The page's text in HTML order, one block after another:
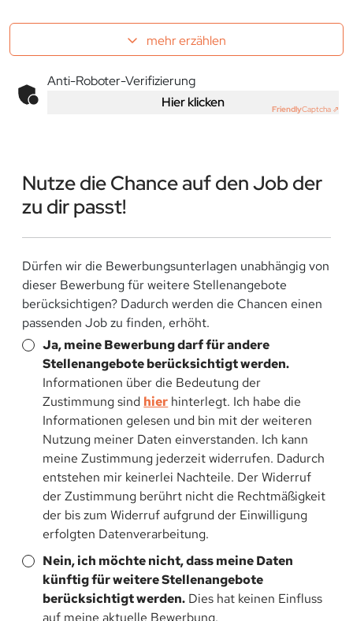
mehr erzählen
Anti-Roboter-Verifizierung
Hier klicken
FriendlyCaptcha ⇗
Nutze die Chance auf den Job der
zu dir passt!
Dürfen wir die Bewerbungsunterlagen unabhängig von
dieser Bewerbung für weitere Stellenangebote
berücksichtigen? Dadurch werden die Chancen einen
passenden Job zu finden, erhöht.
Ja, meine Bewerbung darf für andere
Stellenangebote berücksichtigt werden.
Informationen über die Bedeutung der
Zustimmung sind hier hinterlegt. Ich habe die
Informationen gelesen und bin mit der weiteren
Nutzung meiner Daten einverstanden. Ich kann
meine Zustimmung jederzeit widerrufen. Dadurch
entstehen mir keinerlei Nachteile. Der Widerruf
der Zustimmung berührt nicht die Rechtmäßigkeit
der bis zum Widerruf aufgrund der Einwilligung
erfolgten Datenverarbeitung.
Nein, ich möchte nicht, dass meine Daten
künftig für weitere Stellenangebote
berücksichtigt werden. Dies hat keinen Einfluss
auf meine aktuelle Bewerbung.